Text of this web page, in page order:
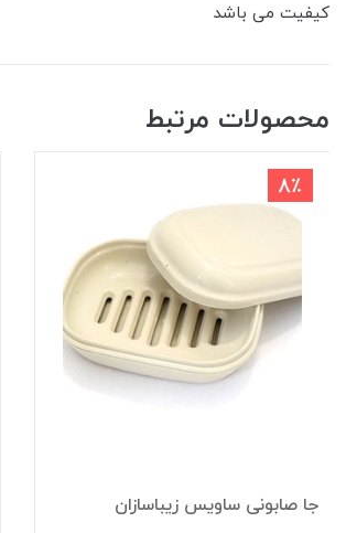
کیفیت می باشد
محصولات مرتبط
8٪
جا صابونی ساویس زیباسازان